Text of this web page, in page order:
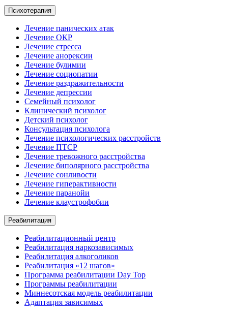
Психотерапия
Лечение панических атак
Лечение ОКР
Лечение стресса
Лечение анорексии
Лечение булимии
Лечение социопатии
Лечение раздражительности
Лечение депрессии
Семейный психолог
Клинический психолог
Детский психолог
Консультация психолога
Лечение психологических расстройств
Лечение ПТСР
Лечение тревожного расстройства
Лечение биполярного расстройства
Лечение сонливости
Лечение гиперактивности
Лечение паранойи
Лечение клаустрофобии
Реабилитация
Реабилитационный центр
Реабилитация наркозависимых
Реабилитация алкоголиков
Реабилитация «12 шагов»
Программа реабилитации Day Top
Программы реабилитации
Миннесотская модель реабилитации
Адаптация зависимых